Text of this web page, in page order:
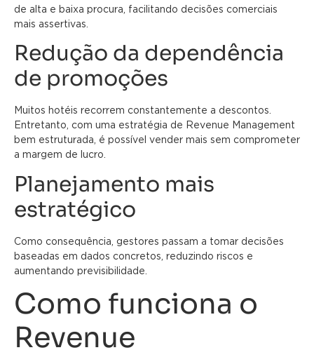
de alta e baixa procura, facilitando decisões comerciais
mais assertivas.
Redução da dependência
de promoções
Muitos hotéis recorrem constantemente a descontos.
Entretanto, com uma estratégia de Revenue Management
bem estruturada, é possível vender mais sem comprometer
a margem de lucro.
Planejamento mais
estratégico
Como consequência, gestores passam a tomar decisões
baseadas em dados concretos, reduzindo riscos e
aumentando previsibilidade.
Como funciona o
Revenue